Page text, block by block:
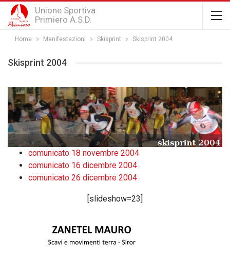
Unione Sportiva
Primiero A.S.D.
Home Manifestazioni Skisprint Skisprint 2004
Skisprint 2004
comunicato 18 novembre 2004
comunicato 16 dicembre 2004
comunicato 26 dicembre 2004
[slideshow=23]